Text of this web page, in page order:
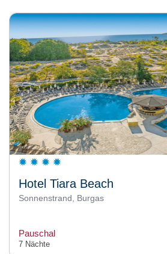
Hotel Tiara Beach
Sonnenstrand, Burgas
Pauschal
7 Nächte